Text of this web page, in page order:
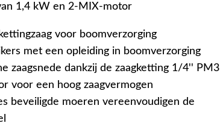
1,4 kW en 2-MIX-motor
voor boomverzorging
met een opleiding in boomverzorging
zaagsnede dankzij de zaagketting 1/4'' PM3
voor een hoog zaagvermogen
beveiligde moeren vereenvoudigen de